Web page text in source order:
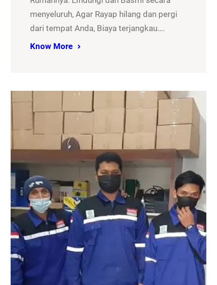
menyeluruh, Agar Rayap hilang dan pergi
dari tempat Anda, Biaya terjangkau….
Know More